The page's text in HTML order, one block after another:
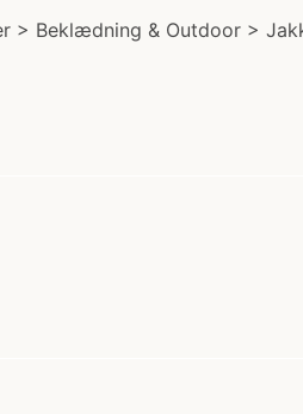
> Beklædning & Outdoor >